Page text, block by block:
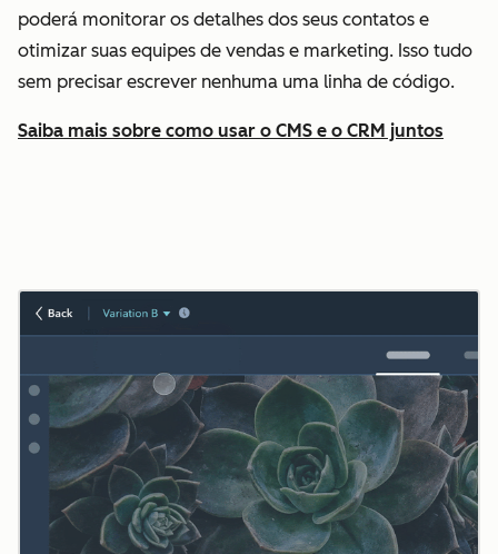
poderá monitorar os detalhes dos seus contatos e
otimizar suas equipes de vendas e marketing. Isso tudo
sem precisar escrever nenhuma uma linha de código.
Saiba mais sobre como usar o CMS e o CRM juntos